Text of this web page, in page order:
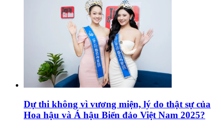
Dự thi không vì vương miện, lý do thật sự của
Hoa hậu và Á hậu Biển đảo Việt Nam 2025?